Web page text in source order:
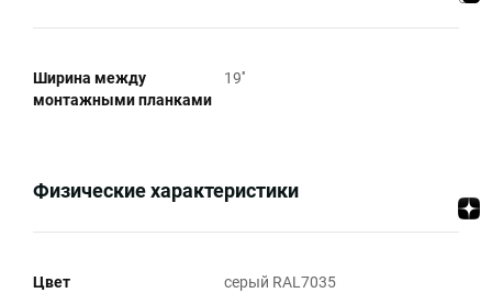
Ширина между
монтажными планками
19''
Физические характеристики
Цвет серый RAL7035